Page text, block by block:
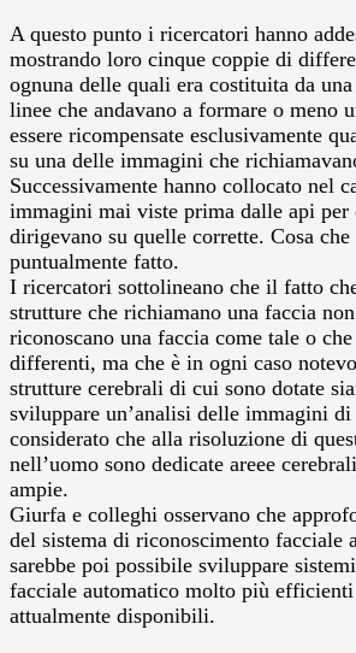
A questo punto i ricercatori hanno
mostrando loro cinque coppie di
ognuna delle quali era costituita da
linee che andavano a formare o meno
essere ricompensate esclusivamente
su una delle immagini che
Successivamente hanno collocato nel
immagini mai viste prima dalle api per
dirigevano su quelle corrette. Cosa
puntualmente fatto.
I ricercatori sottolineano che il fatto
strutture che richiamano una faccia
riconoscano una faccia come tale o
differenti, ma che è in ogni caso
strutture cerebrali di cui sono dotate
sviluppare un’analisi delle immagini di
considerato che alla risoluzione di
nell’uomo sono dedicate areee
ampie.
Giurfa e colleghi osservano che
del sistema di riconoscimento facciale
sarebbe poi possibile sviluppare
facciale automatico molto più
attualmente disponibili.